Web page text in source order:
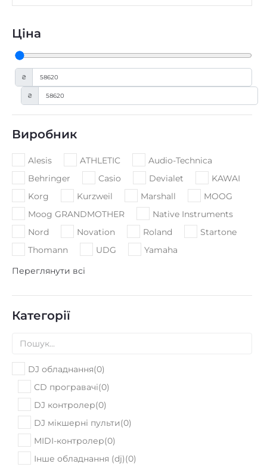
Ціна
₴
₴
Виробник
Alesis ATHLETIC
Audio-Technica
Behringer
Casio Devialet
KAWAI
Korg
Kurzweil Marshall
MOOG
Moog GRANDMOTHER
Native Instruments
Nord
Novation Roland
Startone
Thomann
UDG
Yamaha
Переглянути всі
Категорії
DJ обладнання(0)
CD програвачі(0)
DJ контролер(0)
DJ мікшерні пульти(0)
MIDI-контролер(0)
Інше обладнання (dj)(0)